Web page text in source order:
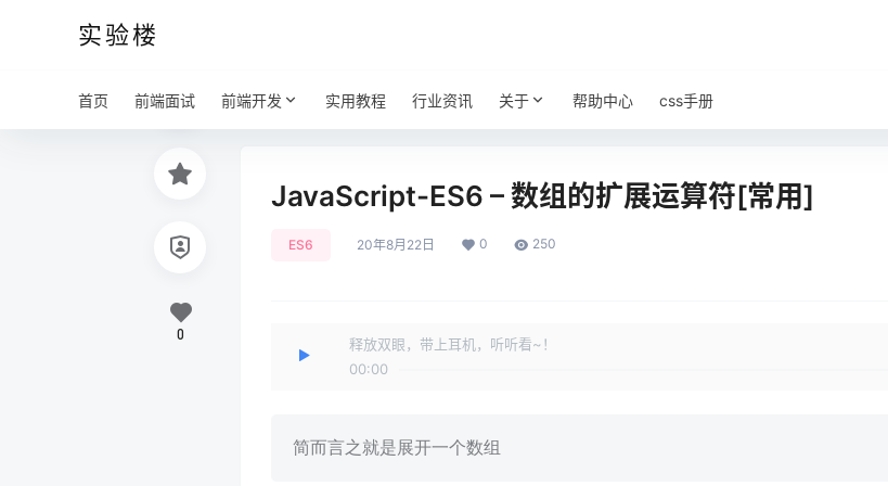
实验楼
首页 前端面试 前端开发 实用教程 行业资讯 关于 帮助中心 css手册
JavaScript-ES6 – 数组的扩展运算符[常用]
ES6 20年8月22日 0 250
释放双眼，带上耳机，听听看~！
00:00
简而言之就是展开一个数组
0